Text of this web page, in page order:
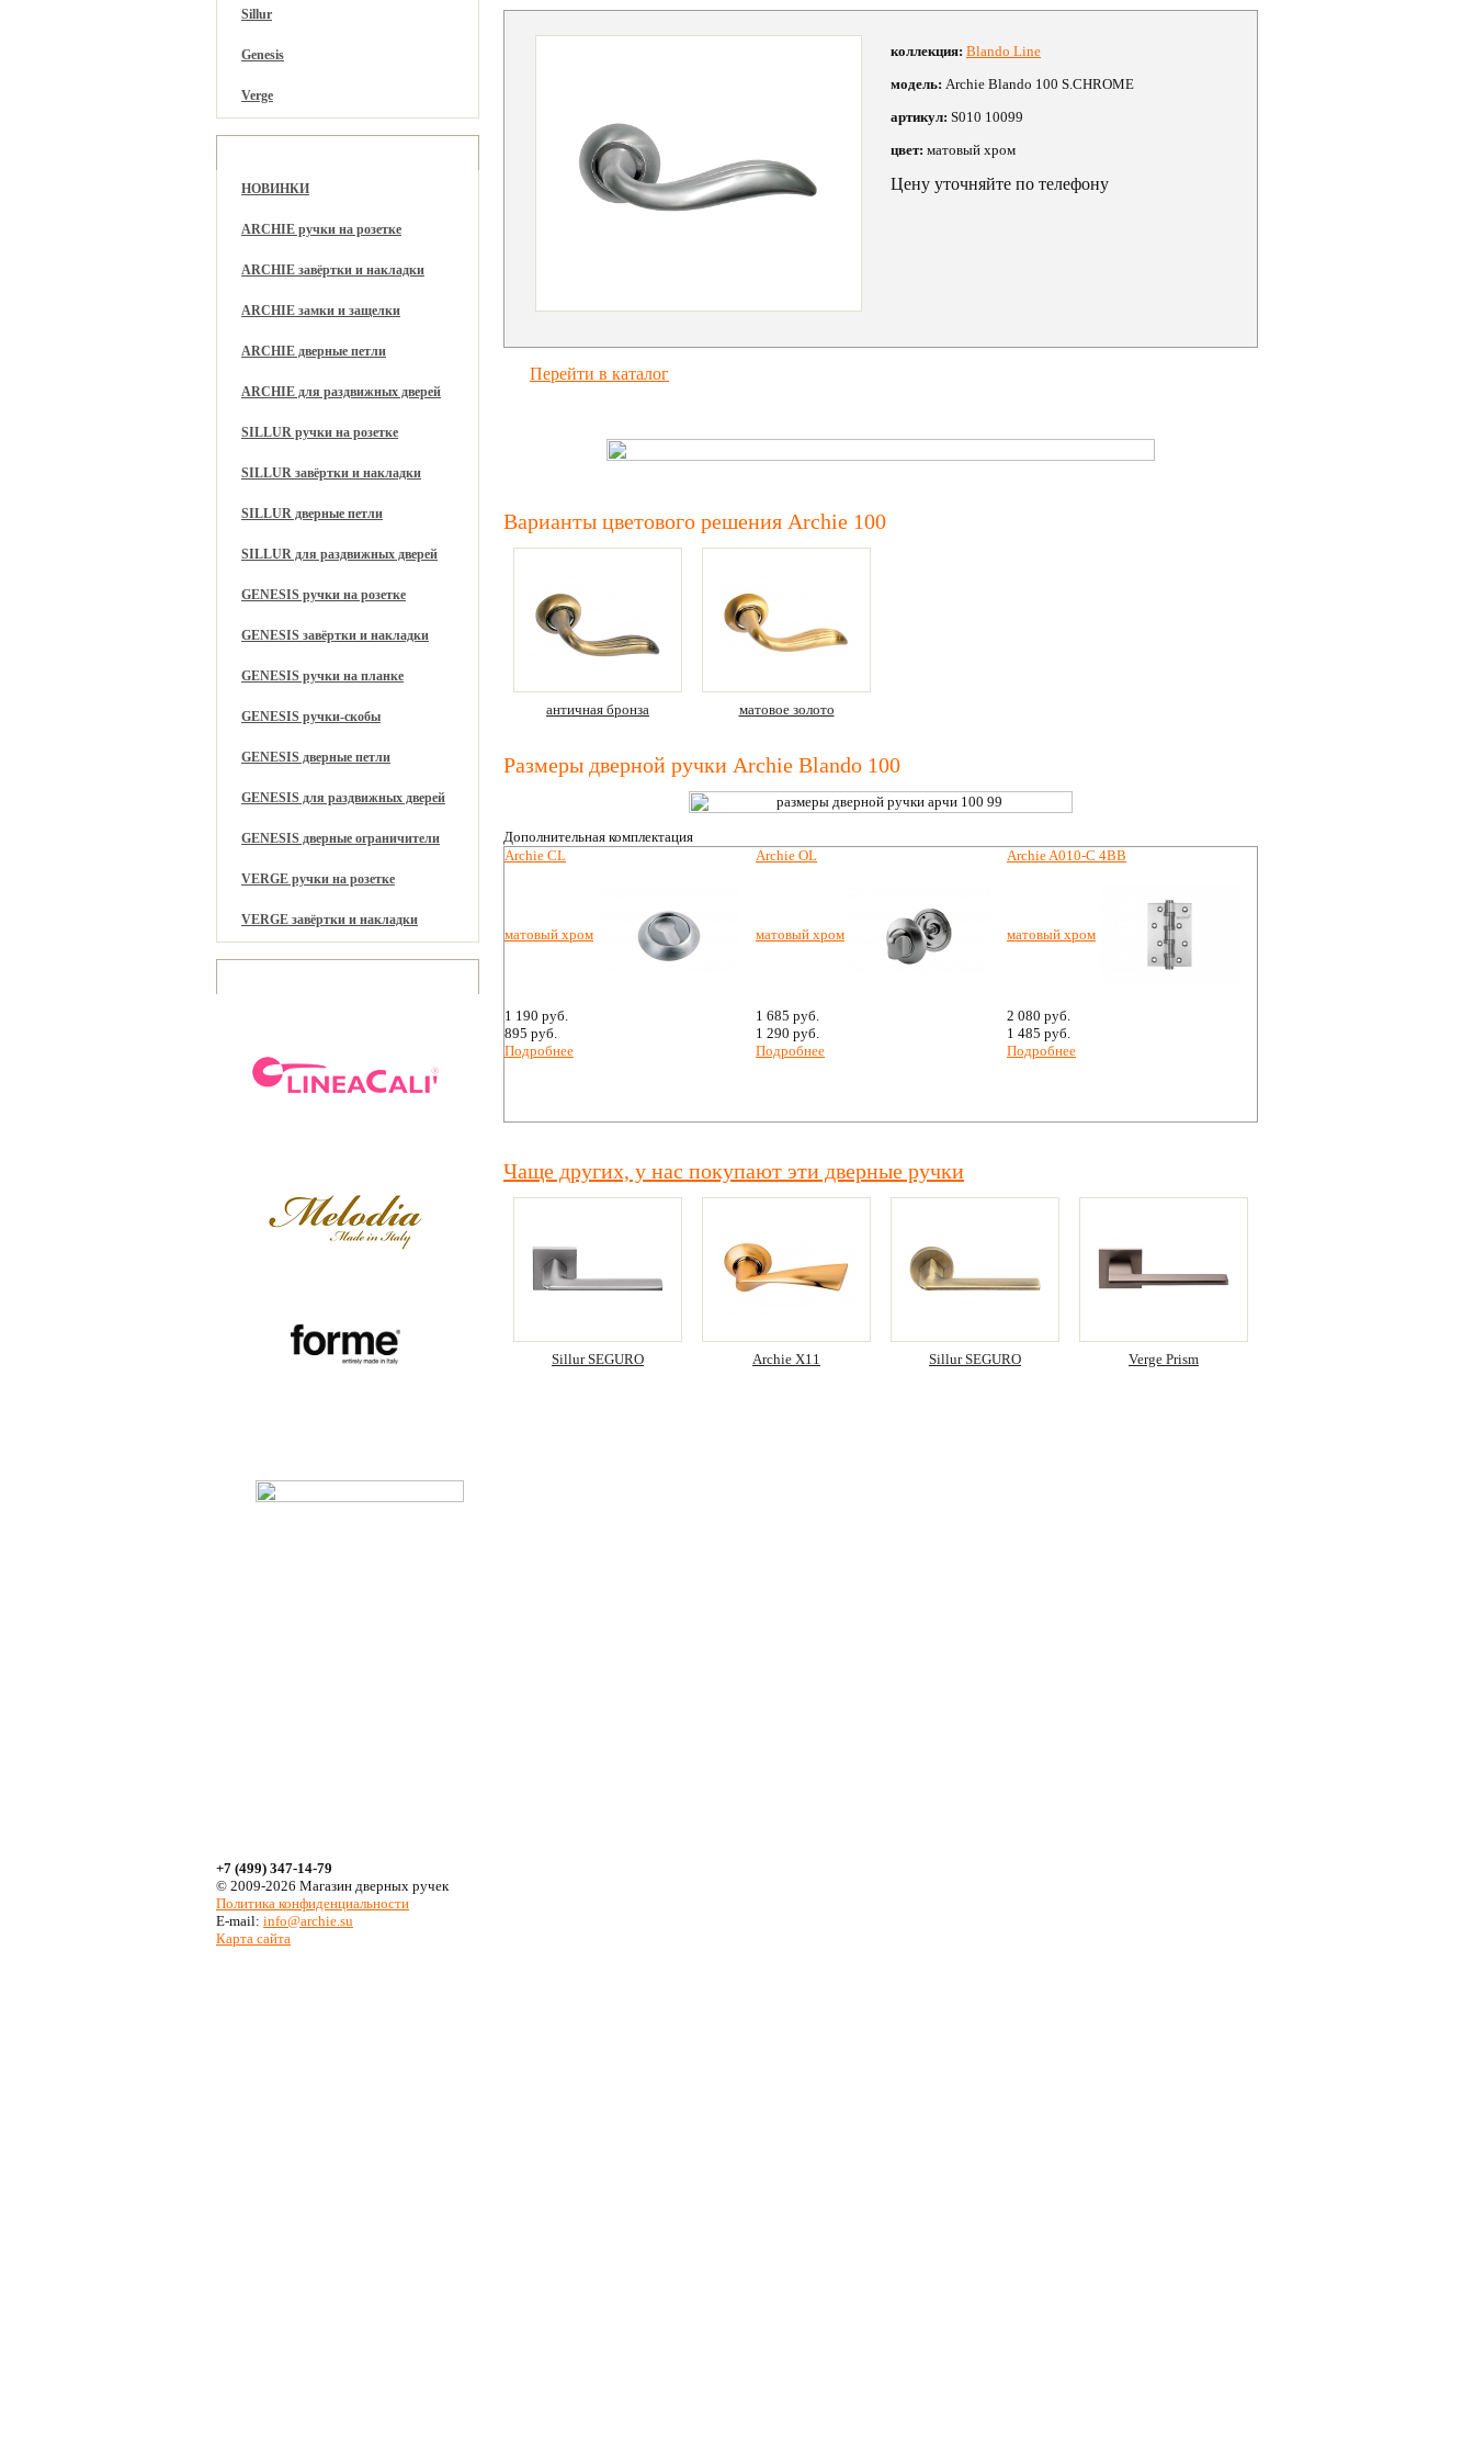
Sillur
Genesis
Verge
НОВИНКИ
ARCHIE ручки на розетке
ARCHIE завёртки и накладки
ARCHIE замки и защелки
ARCHIE дверные петли
ARCHIE для раздвижных дверей
SILLUR ручки на розетке
SILLUR завёртки и накладки
SILLUR дверные петли
SILLUR для раздвижных дверей
GENESIS ручки на розетке
GENESIS завёртки и накладки
GENESIS ручки на планке
GENESIS ручки-скобы
GENESIS дверные петли
GENESIS для раздвижных дверей
GENESIS дверные ограничители
VERGE ручки на розетке
VERGE завёртки и накладки
коллекция: Blando Line
модель: Archie Blando 100 S.CHROME
артикул: S010 10099
цвет: матовый хром
Цену уточняйте по телефону
Перейти в каталог
Варианты цветового решения Archie 100
античная бронза матовое золото
Размеры дверной ручки Archie Blando 100
Дополнительная комплектация
Archie CL
матовый хром
1 190 руб.
895 руб.
Подробнее
Archie OL
матовый хром
1 685 руб.
1 290 руб.
Подробнее
Archie A010-C 4BB
матовый хром
2 080 руб.
1 485 руб.
Подробнее
Чаще других, у нас покупают эти дверные ручки
Sillur SEGURO Archie X11 Sillur SEGURO Verge Prism
+7 (499) 347-14-79
© 2009-2026 Магазин дверных ручек
Политика конфиденциальности
E-mail: info@archie.su
Карта сайта